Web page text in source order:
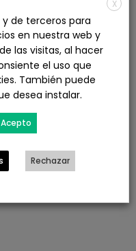
X
y de terceros para
en nuestra web y
las visitas, al hacer
el uso que
También puede
desea instalar.
Acepto
Rechazar